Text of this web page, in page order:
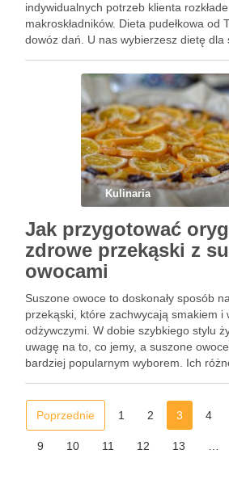
indywidualnych potrzeb klienta
makroskładników. Dieta pudełkowa od
dowóz dań. U nas wybierzesz dietę dla
Kulinaria
Jak przygotować
zdrowe przekąski z
owocami
Suszone owoce to doskonały sposób
przekąski, które zachwycają smakiem i
odżywczymi. W dobie szybkiego stylu
uwagę na to, co jemy, a suszone
bardziej popularnym wyborem. Ich
Poprzednie 1 2 3 4
9 10 11 12 13